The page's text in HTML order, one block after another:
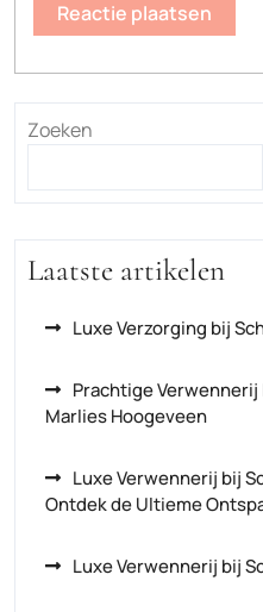
Zoeken
Laatste artikelen
Luxe Verzorging bij
Prachtige
Marlies Hoogeveen
Luxe Verwennerij bij
Ontdek de Ultieme
Luxe Verwennerij bij